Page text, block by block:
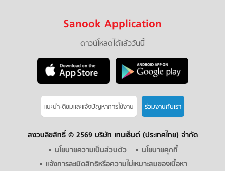
Sanook Application
ดาวน์โหลดได้แล้ววันนี้
แนะนำ-ติชมเเละแจ้งปัญหาการใช้งาน ร่วมงานกับเรา
สงวนลิขสิทธิ์ © 2569 บริษัท เทนเซ็นต์ (ประเทศไทย) จำกัด
นโยบายความเป็นส่วนตัว
นโยบายคุกกี้
แจ้งการละเมิดสิทธิหรือความไม่เหมาะสมของเนื้อหา